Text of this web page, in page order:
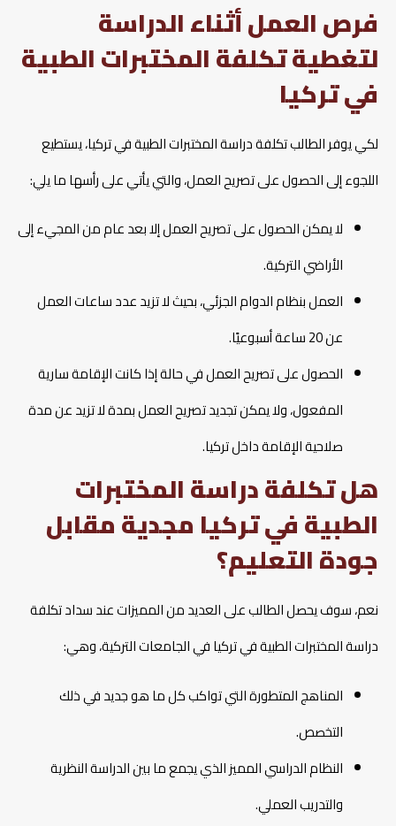
فرص العمل أثناء الدراسة
لتغطية تكلفة المختبرات الطبية
في تركيا
لكي يوفر الطالب تكلفة دراسة المختبرات الطبية في تركيا، يستطيع
اللجوء إلى الحصول على تصريح العمل، والتي يأتي على رأسها ما يلي:
لا يمكن الحصول على تصريح العمل إلا بعد عام من المجيء إلى
الأراضي التركية.
العمل بنظام الدوام الجزئي، بحيث لا تزيد عدد ساعات العمل
عن 20 ساعة أسبوعيًا.
الحصول على تصريح العمل في حالة إذا كانت الإقامة سارية
المفعول، ولا يمكن تجديد تصريح العمل بمدة لا تزيد عن مدة
صلاحية الإقامة داخل تركيا.
هل تكلفة دراسة المختبرات
الطبية في تركيا مجدية مقابل
جودة التعليم؟
نعم، سوف يحصل الطالب على العديد من المميزات عند سداد تكلفة
دراسة المختبرات الطبية في تركيا في الجامعات التركية، وهي:
المناهج المتطورة التي تواكب كل ما هو جديد في ذلك
التخصص.
النظام الدراسي المميز الذي يجمع ما بين الدراسة النظرية
والتدريب العملي.